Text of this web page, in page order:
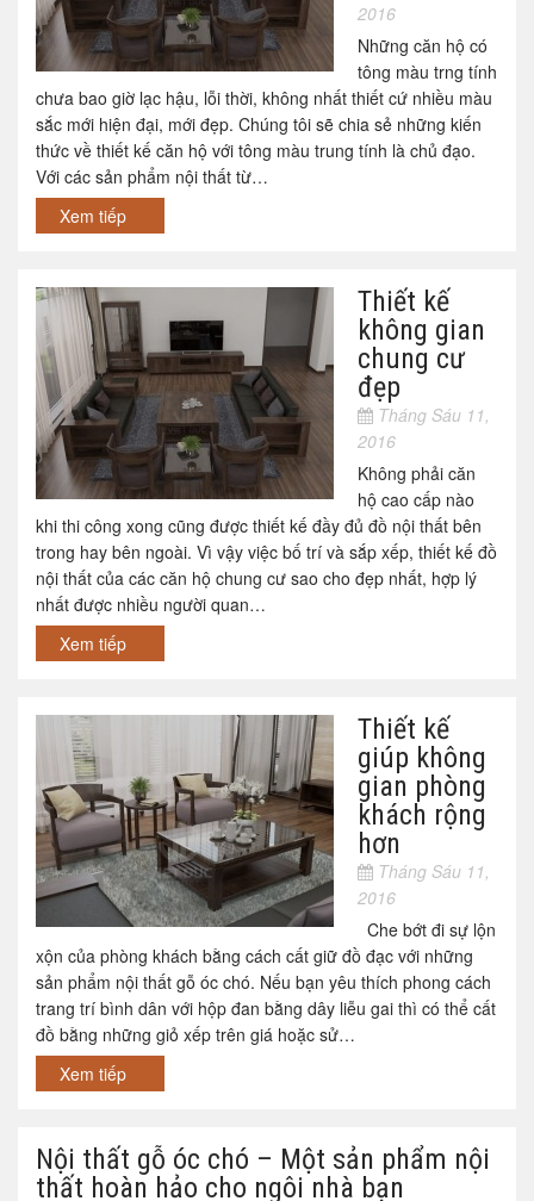
2016
Những căn hộ có
tông màu trng tính
chưa bao giờ lạc hậu, lỗi thời, không nhất thiết cứ nhiều màu
sắc mới hiện đại, mới đẹp. Chúng tôi sẽ chia sẻ những kiến
thức về thiết kế căn hộ với tông màu trung tính là chủ đạo.
Với các sản phẩm nội thất từ…
Xem tiếp
Thiết kế
không gian
chung cư
đẹp
Tháng Sáu 11,
2016
Không phải căn
hộ cao cấp nào
khi thi công xong cũng được thiết kế đầy đủ đồ nội thất bên
trong hay bên ngoài. Vì vậy việc bố trí và sắp xếp, thiết kế đồ
nội thất của các căn hộ chung cư sao cho đẹp nhất, hợp lý
nhất được nhiều người quan…
Xem tiếp
Thiết kế
giúp không
gian phòng
khách rộng
hơn
Tháng Sáu 11,
2016
Che bớt đi sự lộn
xộn của phòng khách bằng cách cất giữ đồ đạc với những
sản phẩm nội thất gỗ óc chó. Nếu bạn yêu thích phong cách
trang trí bình dân với hộp đan bằng dây liễu gai thì có thể cất
đồ bằng những giỏ xếp trên giá hoặc sử…
Xem tiếp
Nội thất gỗ óc chó – Một sản phẩm nội
thất hoàn hảo cho ngôi nhà bạn